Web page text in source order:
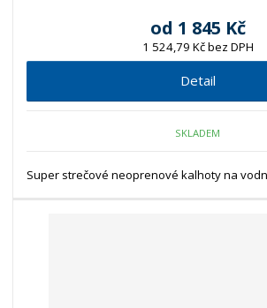
od 1 845 Kč
1 524,79 Kč bez DPH
Detail
SKLADEM
Super strečové neoprenové kalhoty na